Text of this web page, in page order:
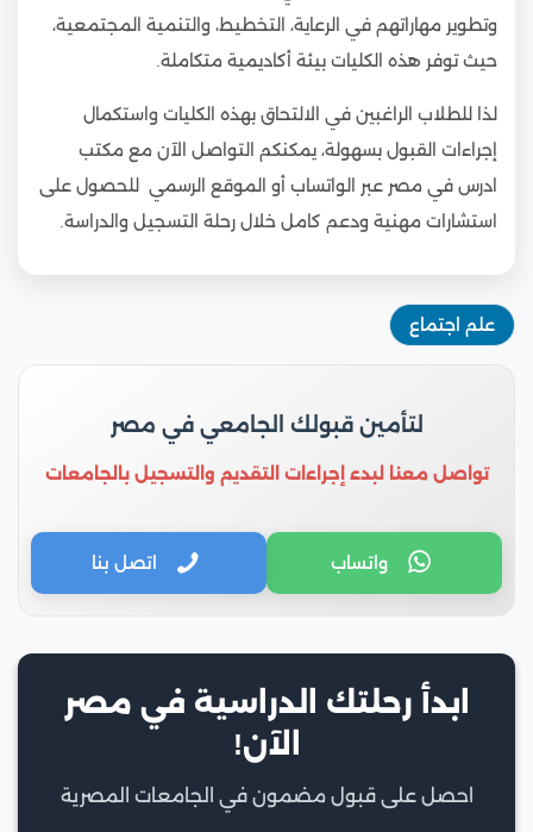
وتطوير مهاراتهم في الرعاية، التخطيط، والتنمية المجتمعية،
حيث توفر هذه الكليات بيئة أكاديمية متكاملة.
لذا للطلاب الراغبين في الالتحاق بهذه الكليات واستكمال
إجراءات القبول بسهولة، يمكنكم التواصل الآن مع مكتب
ادرس في مصر عبر الواتساب أو الموقع الرسمي للحصول على
استشارات مهنية ودعم كامل خلال رحلة التسجيل والدراسة.
علم اجتماع
لتأمين قبولك الجامعي في مصر
تواصل معنا لبدء إجراءات التقديم والتسجيل بالجامعات
واتساب اتصل بنا
ابدأ رحلتك الدراسية في مصر
الآن!
احصل على قبول مضمون في الجامعات المصرية